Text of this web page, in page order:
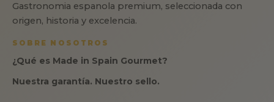
Gastronomia espanola premium, seleccionada con
origen, historia y excelencia.
SOBRE NOSOTROS
¿Qué es Made in Spain Gourmet?
Nuestra garantía. Nuestro sello.